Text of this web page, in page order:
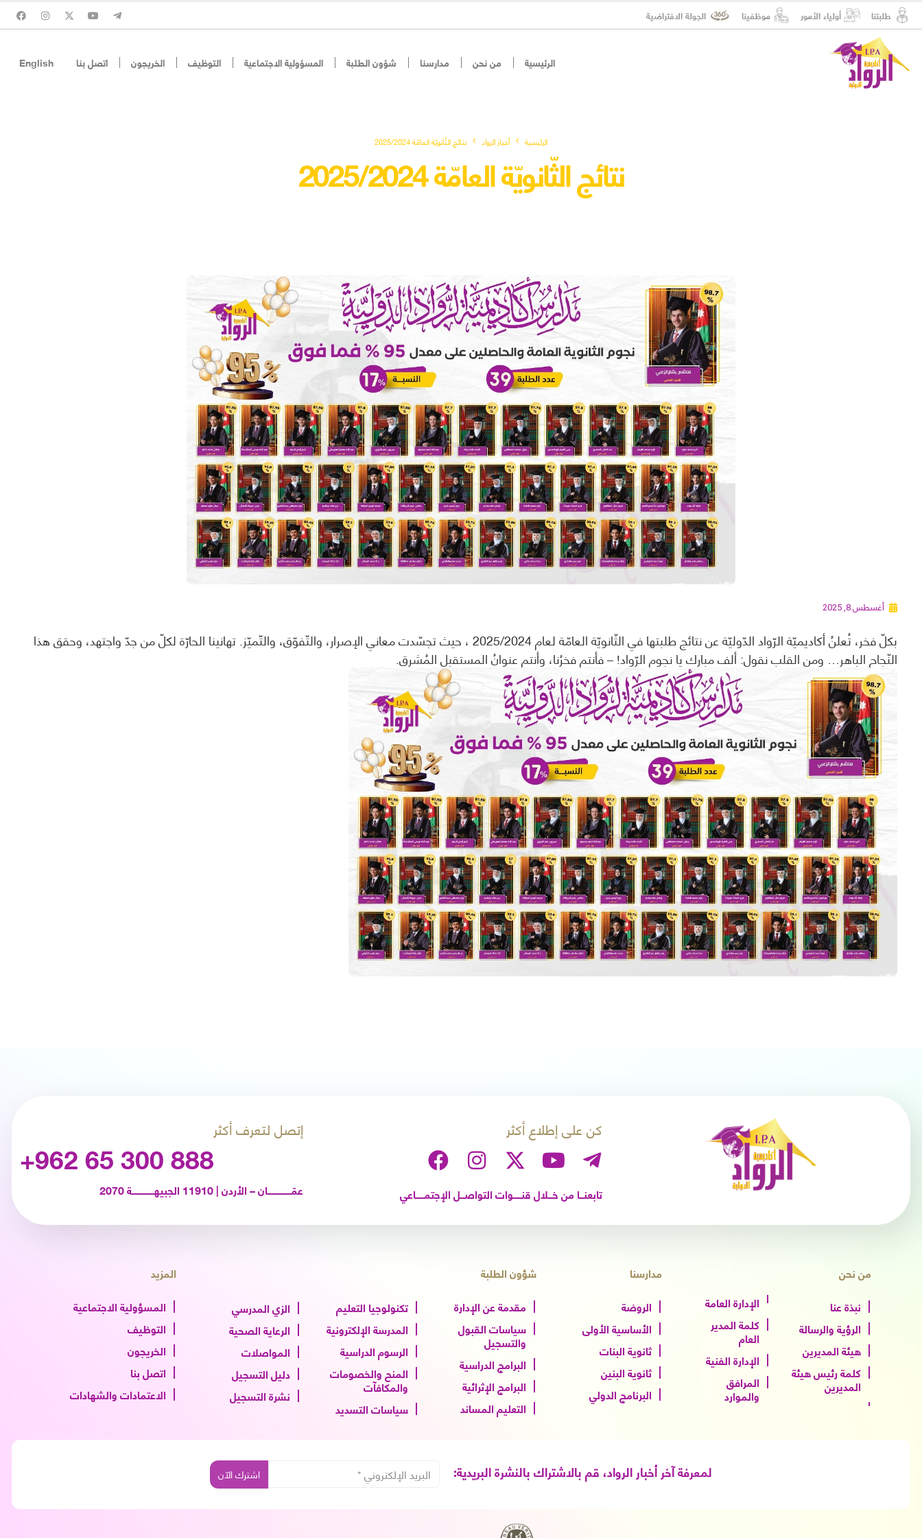
طلبتنا أولياء الأمور موظفينا الجولة الافتراضية
الرئيسية من نحن مدارسنا شؤون الطلبة المسؤولية الاجتماعية التوظيف الخريجون اتصل بنا English
الرئيسية أخبار الرواد نتائج الثّانويّة العامّة 2025/2024
نتائج الثّانويّة العامّة 2025/2024
أغسطس 8, 2025
بكلّ فخر، تُعلنُ أكاديميّة الرّواد الدّوليّة عن نتائج طلبتها في الثّانويّة العامّة لعام 2025/2024 ، حيث تجسّدت معاني الإصرار، والتّفوّق، والتّميّز. تهانينا الحارّة لكلّ من جدّ واجتهد، وحقق هذا
النّجاح الباهر… ومن القلب نقول: ألف مبارك يا نجوم الرّواد! – فأنتم فخرُنا، وأنتم عنوانُ المستقبلِ المُشرق.
كن على إطلاع أكثر
تابعنـــا من خـــلال قنــــــوات التواصـــل الإجتمــــــاعي
إتصل لتعرف أكثر
+962 65 300 888
عمّـــــــــــــــــان – الأردن | 11910 الجبيهــــــــــــــــة 2070
من نحن
نبذة عنا
الرؤية والرسالة
هيئة المديرين
كلمة رئيس هيئة
المديرين
الإدارة العامة
كلمة المدير
العام
الإدارة الفنية
المرافق
والموارد
مدارسنا
الروضة
الأساسية الأولى
ثانوية البنات
ثانوية البنين
البرنامج الدولي
شؤون الطلبة
مقدمة عن الإدارة
سياسات القبول
والتسجيل
البرامج الدراسية
البرامج الإثرائية
التعليم المساند
تكنولوجيا التعليم
المدرسة الإلكترونية
الرسوم الدراسية
المنح والخصومات
والمكافآت
سياسات التسديد
الزي المدرسي
الرعاية الصحية
المواصلات
دليل التسجيل
نشرة التسجيل
المزيد
المسؤولية الاجتماعية
التوظيف
الخريجون
اتصل بنا
الاعتمادات والشهادات
لمعرفة آخر أخبار الرواد، قم بالاشتراك بالنشرة البريدية: